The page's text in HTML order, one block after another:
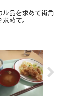
ル品を求めて街角
めて。